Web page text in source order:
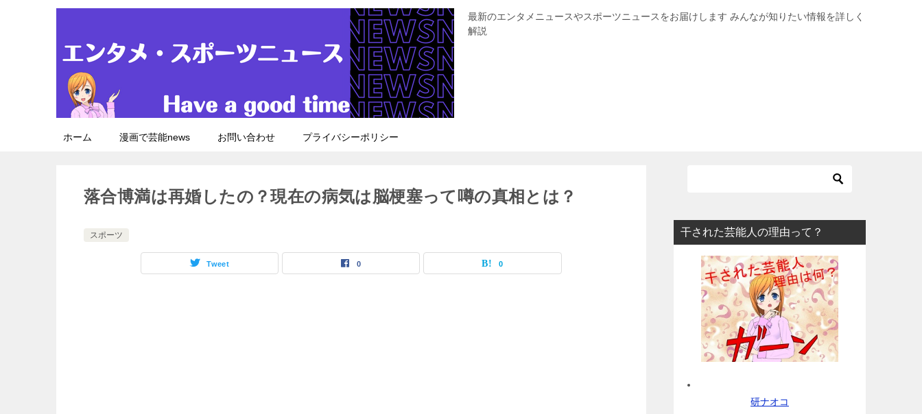
最新のエンタメニュースやスポーツニュースをお届けします みんなが知りたい情報を詳しく
解説
ホーム 漫画で芸能news お問い合わせ プライバシーポリシー
落合博満は再婚したの？現在の病気は脳梗塞って噂の真相とは？
スポーツ
Tweet 0 0
干された芸能人の理由って？
研ナオコ